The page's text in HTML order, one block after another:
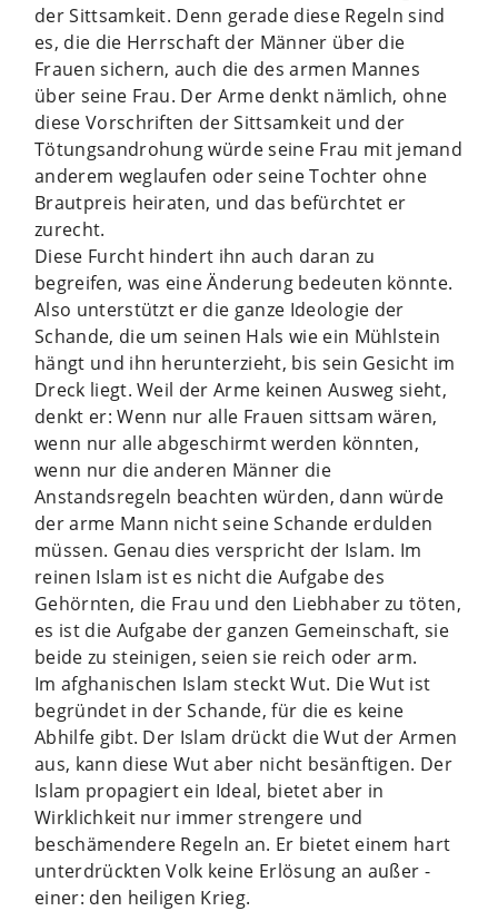
der Sittsamkeit. Denn gerade diese Regeln sind
es, die die Herrschaft der Männer über die
Frauen sichern, auch die des armen Mannes
über seine Frau. Der Arme denkt nämlich, ohne
diese Vorschriften der Sittsamkeit und der
Tötungsandrohung würde seine Frau mit jemand
anderem weglaufen oder seine Tochter ohne
Brautpreis heiraten, und das befürchtet er
zurecht.
Diese Furcht hindert ihn auch dar­an zu
begreifen, was eine Änderung bedeuten könnte.
Also unterstützt er die ganze Ideologie der
Schande, die um seinen Hals wie ein Mühlstein
hängt und ihn herunterzieht, bis sein Gesicht im
Dreck liegt. Weil der Arme keinen Ausweg sieht,
denkt er: Wenn nur alle Frauen sittsam wären,
wenn nur alle abgeschirmt werden könnten,
wenn nur die anderen Männer die
Anstandsregeln beachten würden, dann würde
der arme Mann nicht seine Schande erdulden
müssen. Genau dies verspricht der Islam. Im
reinen Islam ist es nicht die Aufgabe des
Gehörnten, die Frau und den Liebhaber zu töten,
es ist die Aufgabe der ganzen Gemeinschaft, sie
beide zu steinigen, seien sie reich oder arm.
Im afghanischen Islam steckt Wut. Die Wut ist
begründet in der Schande, für die es keine
Abhilfe gibt. Der Islam drückt die Wut der Armen
aus, kann diese Wut aber nicht besänftigen. Der
Islam propagiert ein Ideal, bietet aber in
Wirklichkeit nur immer strengere und
beschämendere Regeln an. Er bietet einem hart
unterdrückten Volk keine Erlösung an außer ­
einer: den heiligen Krieg.